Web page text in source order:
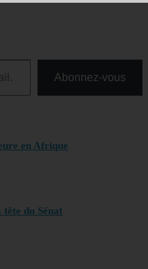
Abonnez-vous
en Afrique
du Sénat